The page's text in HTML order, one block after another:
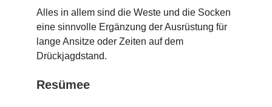
Alles in allem sind die Weste und die Socken
eine sinnvolle Ergänzung der Ausrüstung für
lange Ansitze oder Zeiten auf dem
Drückjagdstand.
Resümee